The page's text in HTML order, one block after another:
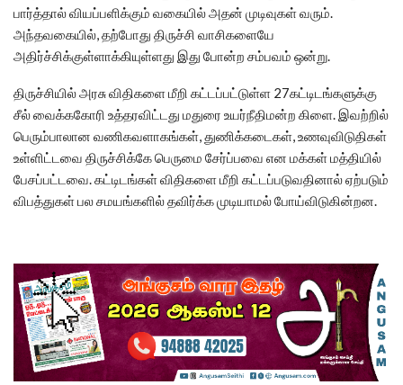
பார்த்தால் வியப்பளிக்கும் வகையில் அதன் முடிவுகள் வரும்.
அந்தவகையில், தற்போது திருச்சி வாசிகளையே
அதிர்ச்சிக்குள்ளாக்கியுள்ளது இது போன்ற சம்பவம் ஒன்று.
திருச்சியில் அரசு விதிகளை மீறி கட்டப்பட்டுள்ள 27கட்டிடங்களுக்கு
சீல் வைக்ககோரி உத்தரவிட்டது மதுரை உயர்நீதிமன்ற கிளை. இவற்றில்
பெரும்பாலான வணிகவளாகங்கள், துணிக்கடைகள், உணவுவிடுதிகள்
உள்ளிட்டவை திருச்சிக்கே பெருமை சேர்ப்பவை என மக்கள் மத்தியில்
பேசப்பட்டவை. கட்டிடங்கள் விதிகளை மீறி கட்டப்படுவதினால் ஏற்படும்
விபத்துகள் பல சமயங்களில் தவிர்க்க முடியாமல் போய்விடுகின்றன.